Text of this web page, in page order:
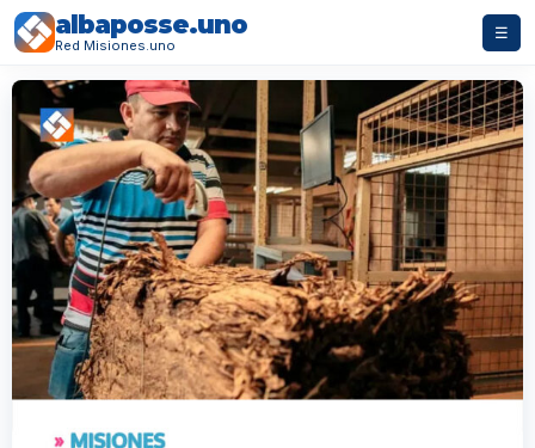
albaposse.uno
Red Misiones.uno
☰